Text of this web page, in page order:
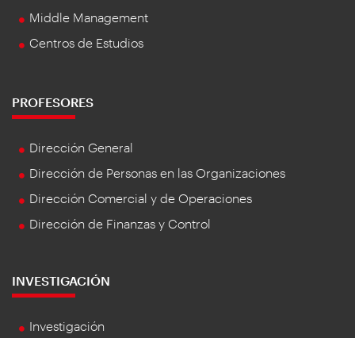
Middle Management
Centros de Estudios
PROFESORES
Dirección General
Dirección de Personas en las Organizaciones
Dirección Comercial y de Operaciones
Dirección de Finanzas y Control
INVESTIGACIÓN
Investigación